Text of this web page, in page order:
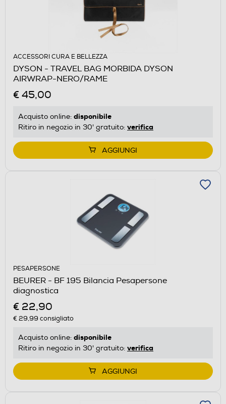
ACCESSORI CURA E BELLEZZA
DYSON - TRAVEL BAG MORBIDA DYSON
AIRWRAP-NERO/RAME
€ 45,00
Acquisto online: disponibile
Ritiro in negozio in 30' gratuito: verifica
AGGIUNGI
PESAPERSONE
BEURER - BF 195 Bilancia Pesapersone
diagnostica
€ 22,90
€ 29,99 consigliato
Acquisto online: disponibile
Ritiro in negozio in 30' gratuito: verifica
AGGIUNGI